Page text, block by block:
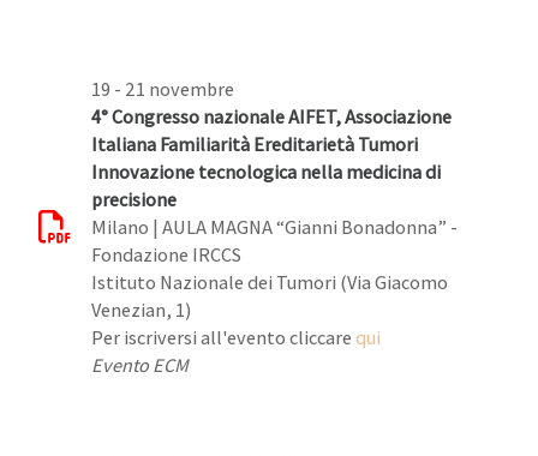
19 - 21 novembre
4° Congresso nazionale AIFET, Associazione
Italiana Familiarità Ereditarietà Tumori
Innovazione tecnologica nella medicina di
precisione
Milano | AULA MAGNA “Gianni Bonadonna” -
Fondazione IRCCS
Istituto Nazionale dei Tumori (Via Giacomo
Venezian, 1)
Per iscriversi all'evento cliccarequi
Evento ECM